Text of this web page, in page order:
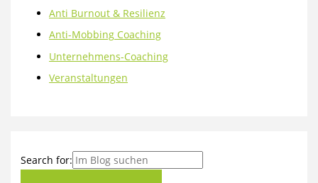
Anti Burnout & Resilienz
Anti-Mobbing Coaching
Unternehmens-Coaching
Veranstaltungen
Search for: